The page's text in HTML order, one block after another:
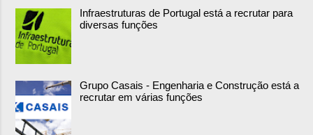
Infraestruturas de Portugal está a recrutar para
diversas funções
Grupo Casais - Engenharia e Construção está a
recrutar em várias funções